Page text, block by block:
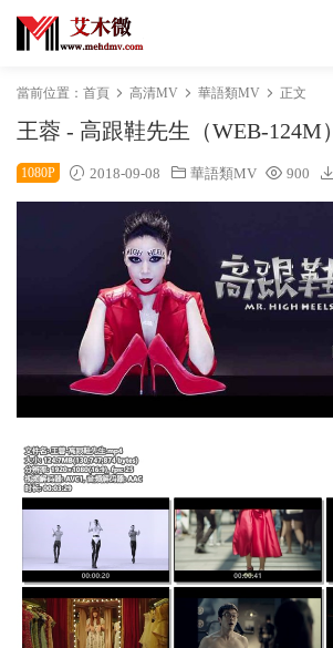
當前位置： 首頁 高清MV 華語類MV 正文
王蓉 - 高跟鞋先生（WEB-124M）
1080P 2018-09-08 華語類MV 900